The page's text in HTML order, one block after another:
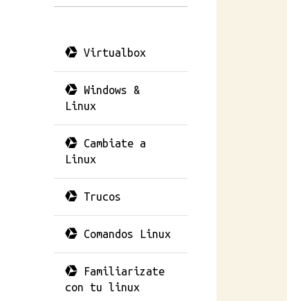
Virtualbox
Windows &
Linux
Cambiate a
Linux
Trucos
Comandos Linux
Familiarizate
con tu linux